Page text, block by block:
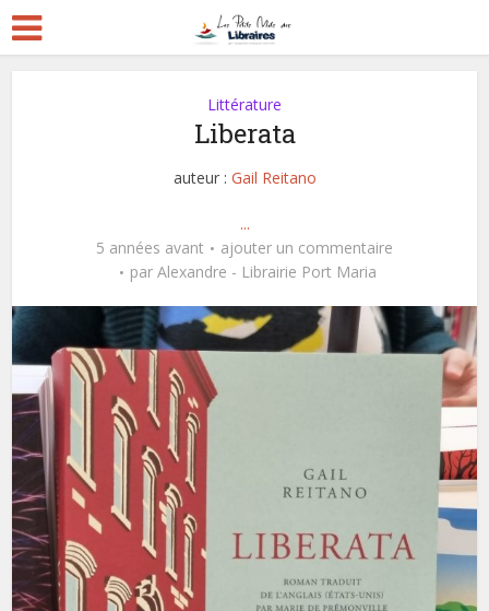
Littérature
Liberata
auteur : Gail Reitano
...
5 années avant
ajouter un commentaire
par Alexandre - Librairie Port Maria